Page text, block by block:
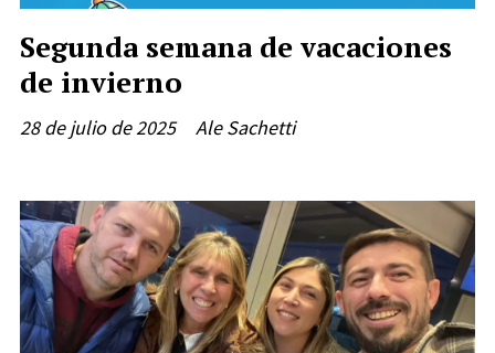
Segunda semana de vacaciones
de invierno
Ale Sachetti
28 de julio de 2025